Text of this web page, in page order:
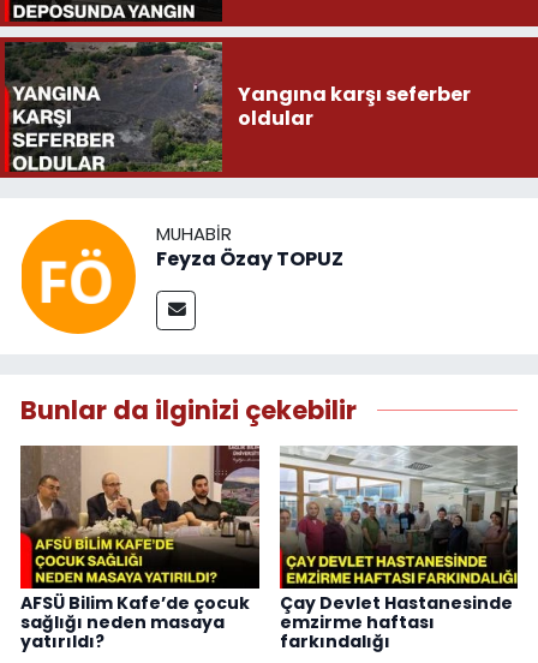
Yangına karşı seferber
oldular
MUHABIR
Feyza Özay TOPUZ
Bunlar da ilginizi çekebilir
AFSÜ Bilim Kafe’de çocuk
sağlığı neden masaya
yatırıldı?
Çay Devlet Hastanesinde
emzirme haftası
farkındalığı